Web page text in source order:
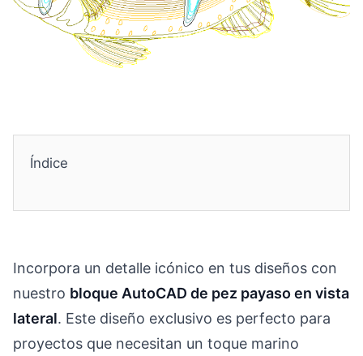
Índice
Incorpora un detalle icónico en tus diseños con
nuestro bloque AutoCAD de pez payaso en vista
lateral. Este diseño exclusivo es perfecto para
proyectos que necesitan un toque marino